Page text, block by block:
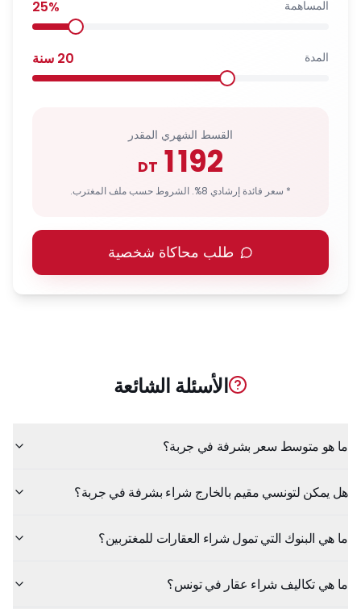
المساهمة 25%
المدة 20 سنة
القسط الشهري المقدر
1 192
DT
* سعر فائدة إرشادي 8%. الشروط حسب ملف المغترب.
طلب محاكاة شخصية
الأسئلة الشائعة
ما هو متوسط سعر بشرفة في جربة؟
هل يمكن لتونسي مقيم بالخارج شراء بشرفة في جربة؟
ما هي البنوك التي تمول شراء العقارات للمغتربين؟
ما هي تكاليف شراء عقار في تونس؟